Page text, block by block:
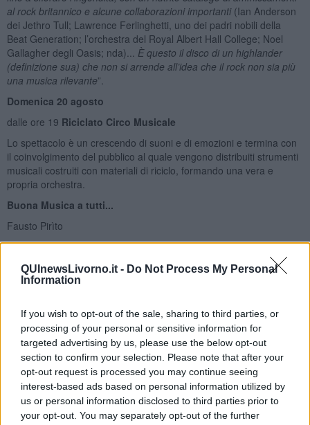
QUInewsLivorno.it - Do Not Process My Personal
Information
If you wish to opt-out of the sale, sharing to third parties, or
processing of your personal or sensitive information for
targeted advertising by us, please use the below opt-out
section to confirm your selection. Please note that after your
opt-out request is processed you may continue seeing
interest-based ads based on personal information utilized by
us or personal information disclosed to third parties prior to
your opt-out. You may separately opt-out of the further
al rock britannico e alcune collaborazioni importanti(Ian Anderson
dei Jethro Tull; Lawrence Ferlinghetti, uno dei padri nobili della
Beat Generation; l’orchestra del Royal Albert Hall College; Noel
Gallagher degli Oasis; nda)... È questo il disco di un highlander
(definizione sua) che non si arrende all’idea che il rock non sia più
una musica rilevante”.
Domenica 20 agosto
dalle ore 19 Riciclato Circo Musicale
Lo spettacolo è un crescendo di suoni e di emozioni e termina con
il coinvolgimento del pubblico al quale vengono distribuiti strumenti
musicali costruiti con materiali di riciclo, formando una vera e
propria orchestra.
Buona Musica a tutti...
Fausto Pirìto
Se vuoi leggere le notizie principali della Toscana iscriviti alla
Newsletter QUInews - ToscanaMedia.Arriva gratis tutti i giorni
alle 20:00 direttamente nella tua casella di posta.
Basta cliccareQUI
Fotogallery